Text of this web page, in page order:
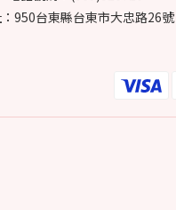
950台東縣台東市大忠路26號